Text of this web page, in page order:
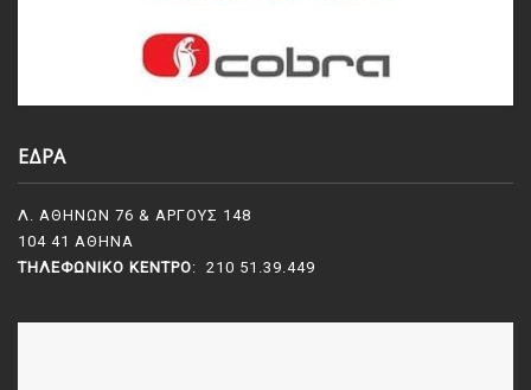
ΕΔΡΑ
Λ. ΑΘΗΝΩΝ 76 & ΑΡΓΟΥΣ 148
104 41 ΑΘΗΝΑ
ΤΗΛΕΦΩΝΙΚΌ ΚΈΝΤΡΟ: 210 51.39.449